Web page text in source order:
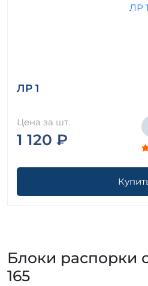
ЛР 1
Цена за шт.
1 120 ₽
Блоки распорки
165